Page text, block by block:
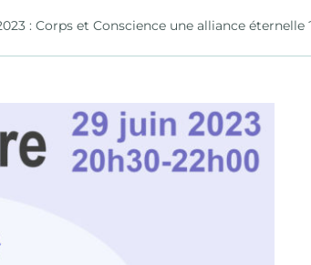
: Corps et Conscience une alliance éternelle